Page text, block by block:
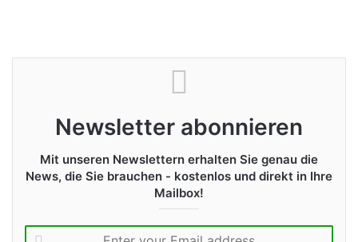
Newsletter abonnieren
Mit unseren Newslettern erhalten Sie genau die
News, die Sie brauchen - kostenlos und direkt in Ihre
Mailbox!